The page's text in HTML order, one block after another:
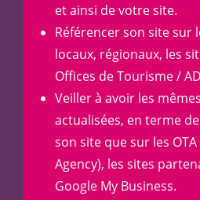
et ainsi de votre site.
Référencer son site sur
locaux, régionaux, les
Offices de Tourisme /
Veiller à avoir les
actualisées, en terme
son site que sur les
Agency), les sites
Google My Business.